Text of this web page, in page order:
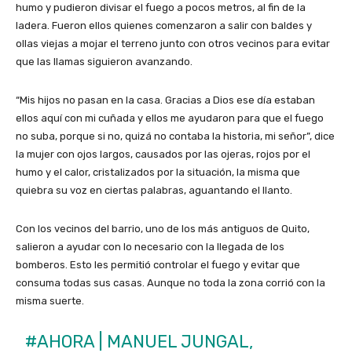
humo y pudieron divisar el fuego a pocos metros, al fin de la
ladera. Fueron ellos quienes comenzaron a salir con baldes y
ollas viejas a mojar el terreno junto con otros vecinos para evitar
que las llamas siguieron avanzando.
“Mis hijos no pasan en la casa. Gracias a Dios ese día estaban
ellos aquí con mi cuñada y ellos me ayudaron para que el fuego
no suba, porque si no, quizá no contaba la historia, mi señor”, dice
la mujer con ojos largos, causados por las ojeras, rojos por el
humo y el calor, cristalizados por la situación, la misma que
quiebra su voz en ciertas palabras, aguantando el llanto.
Con los vecinos del barrio, uno de los más antiguos de Quito,
salieron a ayudar con lo necesario con la llegada de los
bomberos. Esto les permitió controlar el fuego y evitar que
consuma todas sus casas. Aunque no toda la zona corrió con la
misma suerte.
#AHORA| MANUEL JUNGAL,